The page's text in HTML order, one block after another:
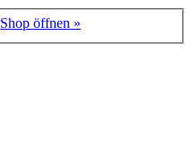
Shop öffnen »